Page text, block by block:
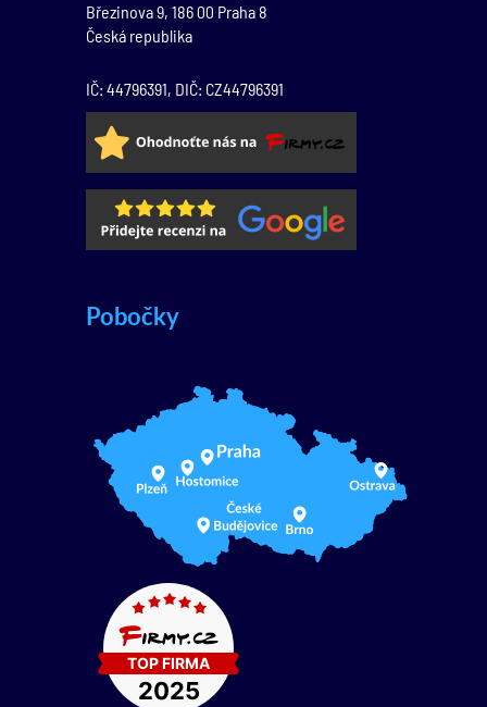
Březinova 9, 186 00 Praha 8
Česká republika
IČ: 44796391, DIČ: CZ44796391
Pobočky